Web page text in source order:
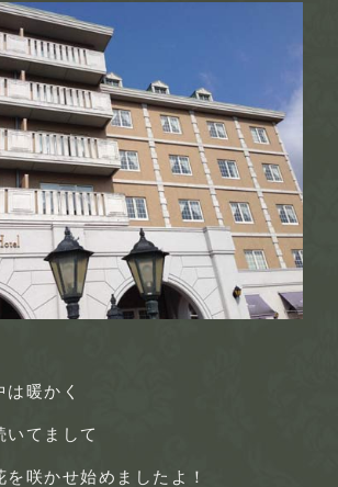
暖かく
いてまして
を咲かせ始めましたよ！